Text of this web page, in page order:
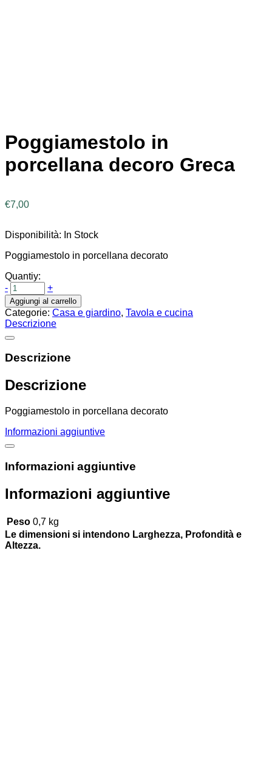
Poggiamestolo in
porcellana decoro Greca
€7,00
Disponibilità: In Stock
Poggiamestolo in porcellana decorato
Quantiy:
-
+
Aggiungi al carrello
Categorie: Casa e giardino, Tavola e cucina
Descrizione
Descrizione
Descrizione
Poggiamestolo in porcellana decorato
Informazioni aggiuntive
Informazioni aggiuntive
Informazioni aggiuntive
Peso 0,7 kg
Le dimensioni si intendono Larghezza, Profondità e
Altezza.